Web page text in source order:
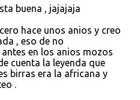
buena , jajajaja
hace unos anios y creo
, eso de no
en los anios mozos
cuenta la leyenda que
birras era la africana y
.